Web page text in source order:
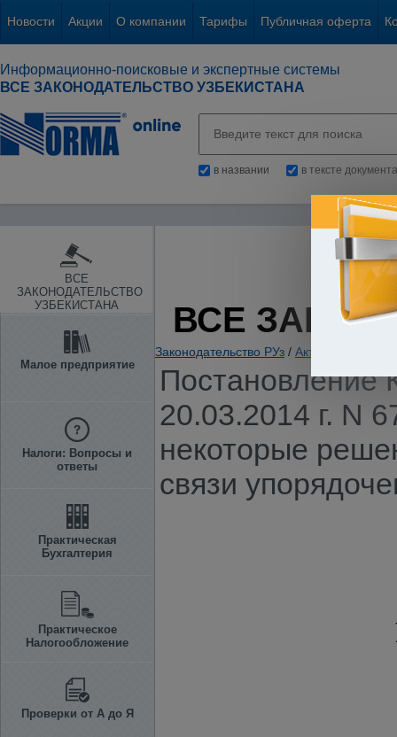
Новости Акции О компании Тарифы Публичная оферта
Информационно-поисковые и экспертные системы
ВСЕ ЗАКОНОДАТЕЛЬСТВО УЗБЕКИСТАНА
в названии в тексте документа
ВСЕ
ЗАКОНОДАТЕЛЬСТВО
УЗБЕКИСТАНА
Малое предприятие
Налоги: Вопросы и
ответы
Практическая
Бухгалтерия
Практическое
Налогообложение
Проверки от А до Я
ВСЕ
Законодательство РУз / Акты
Постановление
20.03.2014 г. N
некоторые
связи